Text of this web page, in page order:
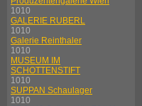
1010
GALERIE RUBERL
1010
Galerie Reinthaler
1010
MUSEUM IM
SCHOTTENSTIFT
1010
SUPPAN Schaulager
1010